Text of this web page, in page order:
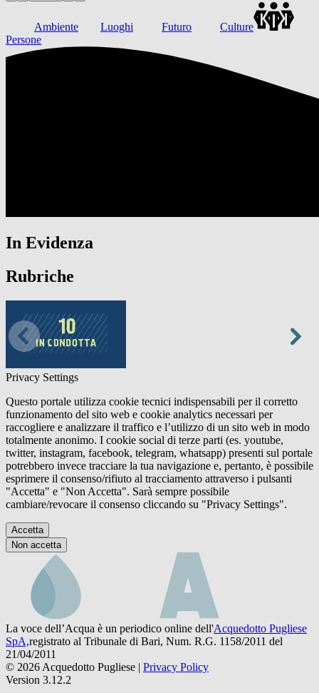
Ambiente Luoghi Futuro
Culture
Persone
In Evidenza
Rubriche
Privacy Settings
Questo portale utilizza cookie tecnici indispensabili per il corretto
funzionamento del sito web e cookie analytics necessari per
raccogliere e analizzare il traffico e l’utilizzo di un sito web in modo
totalmente anonimo. I cookie social di terze parti (es. youtube,
twitter, instagram, facebook, telegram, whatsapp) presenti sul portale
potrebbero invece tracciare la tua navigazione e, pertanto, è possibile
esprimere il consenso/rifiuto al tracciamento attraverso i pulsanti
"Accetta" e "Non Accetta". Sarà sempre possibile
cambiare/revocare il consenso cliccando su "Privacy Settings".
Accetta
Non accetta
La voce dell’Acqua è un periodico online dell'Acquedotto Pugliese
SpA,registrato al Tribunale di Bari, Num. R.G. 1158/2011 del
21/04/2011
© 2026 Acquedotto Pugliese | Privacy Policy
Version 3.12.2